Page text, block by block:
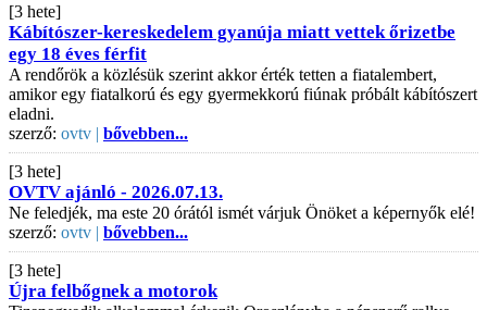
[3 hete]
Kábítószer-kereskedelem gyanúja miatt vettek őrizetbe
egy 18 éves férfit
A rendőrök a közlésük szerint akkor érték tetten a fiatalembert,
amikor egy fiatalkorú és egy gyermekkorú fiúnak próbált kábítószert
eladni.
szerző: ovtv | bővebben...
[3 hete]
OVTV ajánló - 2026.07.13.
Ne feledjék, ma este 20 órától ismét várjuk Önöket a képernyők elé!
szerző: ovtv | bővebben...
[3 hete]
Újra felbőgnek a motorok